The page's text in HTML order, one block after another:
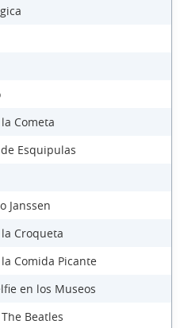
Cometa
Esquipulas
Janssen
Croqueta
Comida Picante
en los Museos
Beatles